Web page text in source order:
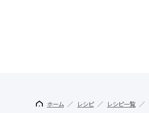
ホーム レシピ レシピ一覧